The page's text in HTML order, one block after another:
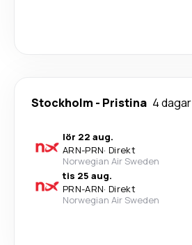
Stockholm - Pristina 4 dagar
lör 22 aug.
ARN-PRN· Direkt
Norwegian Air Sweden
tis 25 aug.
PRN-ARN· Direkt
Norwegian Air Sweden